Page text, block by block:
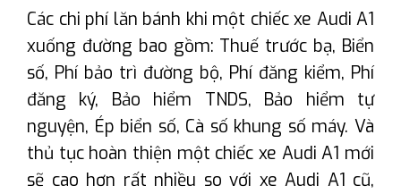
Các chi phí lăn bánh khi một chiếc xe Audi A1
xuống đường bao gồm: Thuế trước bạ, Biển
số, Phí bảo trì đường bộ, Phí đăng kiểm, Phí
đăng ký, Bảo hiểm TNDS, Bảo hiểm tự
nguyện, Ép biển số, Cà số khung số máy. Và
thủ tục hoàn thiện một chiếc xe Audi A1 mới
sẽ cao hơn rất nhiều so với xe Audi A1 cũ,